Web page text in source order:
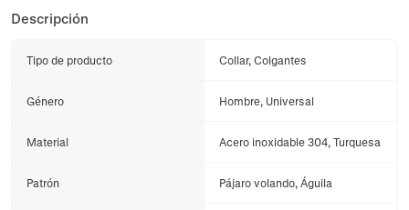
Descripción
Tipo de producto Collar, Colgantes
Género Hombre, Universal
Material Acero inoxidable 304, Turquesa
Patrón Pájaro volando, Águila